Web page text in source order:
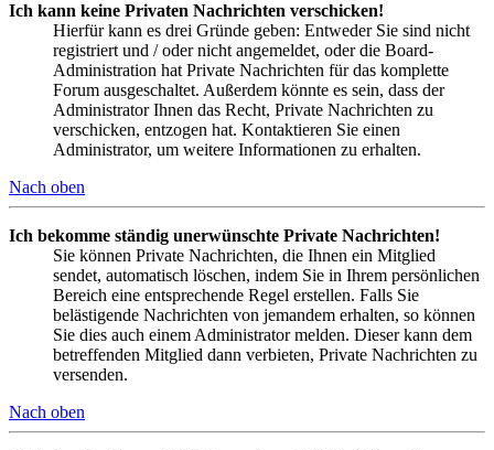
Ich kann keine Privaten Nachrichten verschicken!
Hierfür kann es drei Gründe geben: Entweder Sie sind nicht
registriert und / oder nicht angemeldet, oder die Board-
Administration hat Private Nachrichten für das komplette
Forum ausgeschaltet. Außerdem könnte es sein, dass der
Administrator Ihnen das Recht, Private Nachrichten zu
verschicken, entzogen hat. Kontaktieren Sie einen
Administrator, um weitere Informationen zu erhalten.
Nach oben
Ich bekomme ständig unerwünschte Private Nachrichten!
Sie können Private Nachrichten, die Ihnen ein Mitglied
sendet, automatisch löschen, indem Sie in Ihrem persönlichen
Bereich eine entsprechende Regel erstellen. Falls Sie
belästigende Nachrichten von jemandem erhalten, so können
Sie dies auch einem Administrator melden. Dieser kann dem
betreffenden Mitglied dann verbieten, Private Nachrichten zu
versenden.
Nach oben